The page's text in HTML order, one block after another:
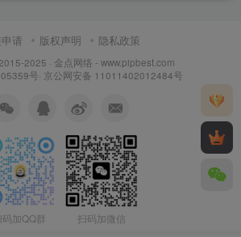
请 版权声明 隐私政策
2025 · 金点网络 - www.pipbest.com
号· 京公网安备 11011402012484号
码加QQ群 扫码加微信